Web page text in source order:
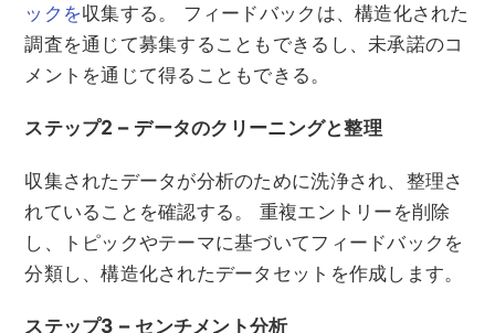
ックを収集する。 フィードバックは、構造化された
調査を通じて募集することもできるし、未承諾のコ
メントを通じて得ることもできる。
ステップ2 – データのクリーニングと整理
収集されたデータが分析のために洗浄され、整理さ
れていることを確認する。 重複エントリーを削除
し、トピックやテーマに基づいてフィードバックを
分類し、構造化されたデータセットを作成します。
ステップ3 – センチメント分析